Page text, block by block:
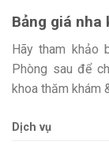
Bảng giá nha
Hãy tham khảo
Phòng sau để
khoa thăm khám
Dịch vụ